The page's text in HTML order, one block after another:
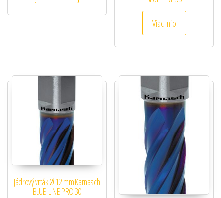
Viac info
Jádrový vrták Ø 12 mm Karnasch
BLUE-LINE PRO 30